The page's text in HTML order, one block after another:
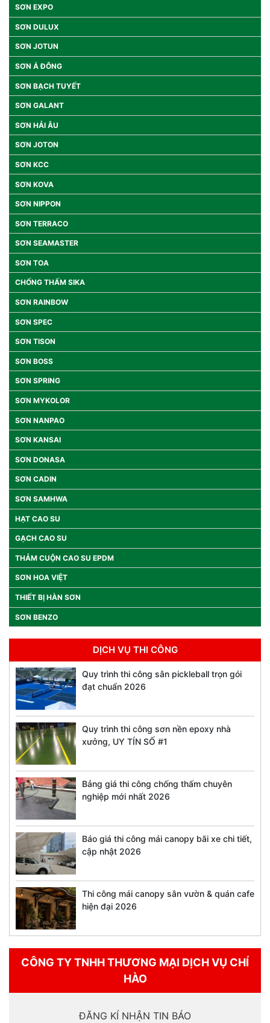
SƠN EXPO
SƠN DULUX
SƠN JOTUN
SƠN Á ĐÔNG
SƠN BẠCH TUYẾT
SƠN GALANT
SƠN HẢI ÂU
SƠN JOTON
SƠN KCC
SƠN KOVA
SƠN NIPPON
SƠN TERRACO
SƠN SEAMASTER
SƠN TOA
CHỐNG THẤM SIKA
SƠN RAINBOW
SƠN SPEC
SƠN TISON
SƠN BOSS
SƠN SPRING
SƠN MYKOLOR
SƠN NANPAO
SƠN KANSAI
SƠN DONASA
SƠN CADIN
SƠN SAMHWA
HẠT CAO SU
GẠCH CAO SU
THẢM CUỘN CAO SU EPDM
SƠN HOA VIỆT
THIẾT BỊ HÀN SƠN
SƠN BENZO
DỊCH VỤ THI CÔNG
Quy trình thi công sân pickleball trọn gói
đạt chuẩn 2026
Quy trình thi công sơn nền epoxy nhà
xưởng, UY TÍN SỐ #1
Bảng giá thi công chống thấm chuyên
nghiệp mới nhất 2026
Báo giá thi công mái canopy bãi xe chi tiết,
cập nhật 2026
Thi công mái canopy sân vườn & quán cafe
hiện đại 2026
CÔNG TY TNHH THƯƠNG MẠI DỊCH VỤ CHÍ
HÀO
ĐĂNG KÍ NHẬN TIN BÁO